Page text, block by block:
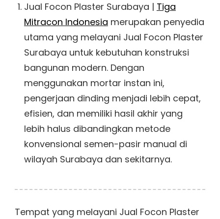
Jual Focon Plaster Surabaya | Tiga
Mitracon Indonesia merupakan penyedia
utama yang melayani Jual Focon Plaster
Surabaya untuk kebutuhan konstruksi
bangunan modern. Dengan
menggunakan mortar instan ini,
pengerjaan dinding menjadi lebih cepat,
efisien, dan memiliki hasil akhir yang
lebih halus dibandingkan metode
konvensional semen-pasir manual di
wilayah Surabaya dan sekitarnya.
Tempat yang melayani Jual Focon Plaster